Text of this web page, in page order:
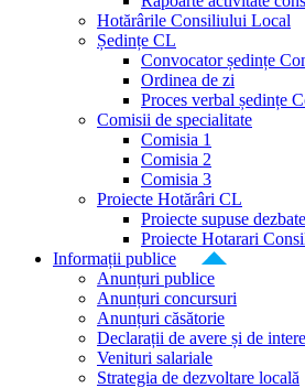
Hotărârile Consiliului Local
Ședințe CL
Convocator ședințe
Ordinea de zi
Proces verbal ședințe
Comisii de specialitate
Comisia 1
Comisia 2
Comisia 3
Proiecte Hotărâri CL
Proiecte supuse
Proiecte Hotarari
Informații publice
Anunțuri publice
Anunțuri concursuri
Anunțuri căsătorie
Declarații de avere și de
Venituri salariale
Strategia de dezvoltare locală